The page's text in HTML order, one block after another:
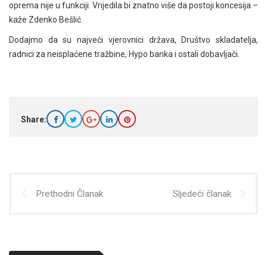
oprema nije u funkciji. Vrijedila bi znatno više da postoji koncesija –
kaže Zdenko Bešlić.
Dodajmo da su najveći vjerovnici država, Društvo skladatelja,
radnici za neisplaćene tražbine, Hypo banka i ostali dobavljači.
Share:
Prethodni Članak Sljedeći članak